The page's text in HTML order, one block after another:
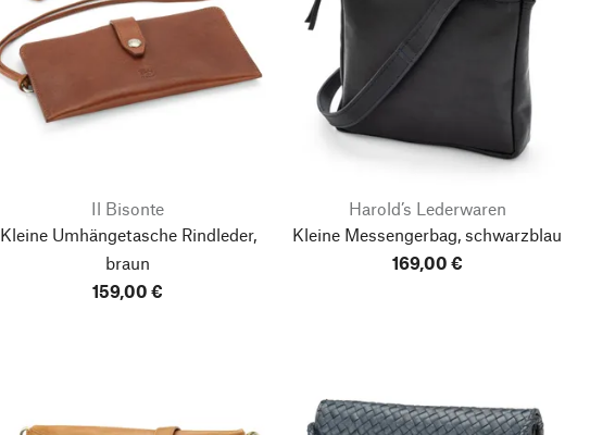
Il Bisonte
Kleine Umhängetasche Rindleder,
braun
159,00 €
Harold’s Lederwaren
Kleine Messengerbag, schwarzblau
169,00 €